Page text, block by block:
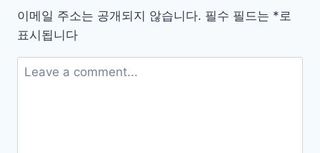
력
이메일 주소는 공개되지 않습니다. 필수 필드는 * 로
표시됩니다